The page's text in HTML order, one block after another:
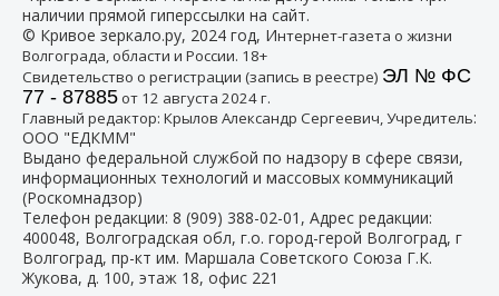
наличии прямой гиперссылки на сайт.
© Кривое зеркало.ру, 2024 год, Интернет-газета о жизни
Волгограда, области и России. 18+
Свидетельство о регистрации (запись в реестре) ЭЛ № ФС
77 - 87885от 12 августа 2024 г.
Главный редактор: Крылов Александр Сергеевич, Учредитель:
ООО "ЕДКММ"
Выдано федеральной службой по надзору в сфере связи,
информационных технологий и массовых коммуникаций
(Роскомнадзор)
Телефон редакции: 8 (909) 388-02-01 , Адрес редакции:
400048, Волгоградская обл, г.о. город-герой Волгоград, г
Волгоград, пр-кт им. Маршала Советского Союза Г.К.
Жукова, д. 100, этаж 18, офис 221